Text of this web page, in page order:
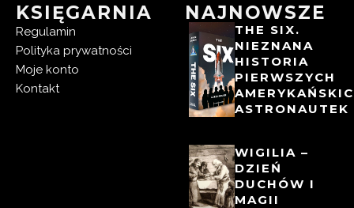
KSIĘGARNIA
Regulamin
Polityka prywatności
Moje konto
Kontakt
NAJNOWSZE
THE SIX.
NIEZNANA
HISTORIA
PIERWSZYCH
ASTRONAUTEK
WIGILIA –
DZIEŃ
DUCHÓW I
MAGII